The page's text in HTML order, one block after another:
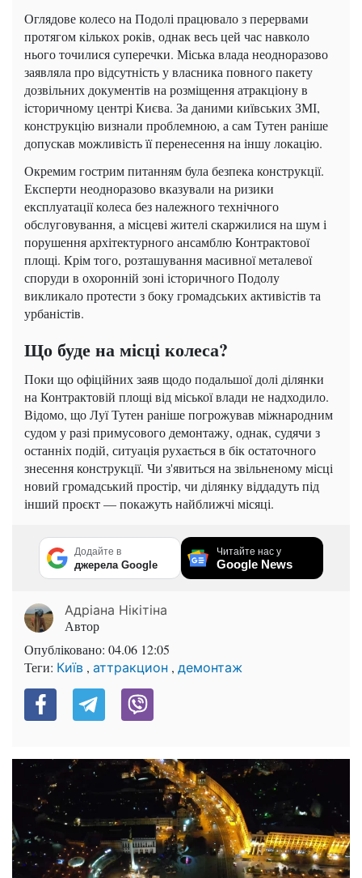
Оглядове колесо на Подолі працювало з перервами
протягом кількох років, однак весь цей час навколо
нього точилися суперечки. Міська влада неодноразово
заявляла про відсутність у власника повного пакету
дозвільних документів на розміщення атракціону в
історичному центрі Києва. За даними київських ЗМІ,
конструкцію визнали проблемною, а сам Тутен раніше
допускав можливість її перенесення на іншу локацію.
Окремим гострим питанням була безпека конструкції.
Експерти неодноразово вказували на ризики
експлуатації колеса без належного технічного
обслуговування, а місцеві жителі скаржилися на шум і
порушення архітектурного ансамблю Контрактової
площі. Крім того, розташування масивної металевої
споруди в охоронній зоні історичного Подолу
викликало протести з боку громадських активістів та
урбаністів.
Що буде на місці колеса?
Поки що офіційних заяв щодо подальшої долі ділянки
на Контрактовій площі від міської влади не надходило.
Відомо, що Луї Тутен раніше погрожував міжнародним
судом у разі примусового демонтажу, однак, судячи з
останніх подій, ситуація рухається в бік остаточного
знесення конструкції. Чи з'явиться на звільненому місці
новий громадський простір, чи ділянку віддадуть під
інший проєкт — покажуть найближчі місяці.
Додайте в
джерела Google
Читайте нас у
Google News
Адріана Нікітіна
Автор
Опубліковано: 04.06 12:05
Теги: Київ , аттракцион , демонтаж